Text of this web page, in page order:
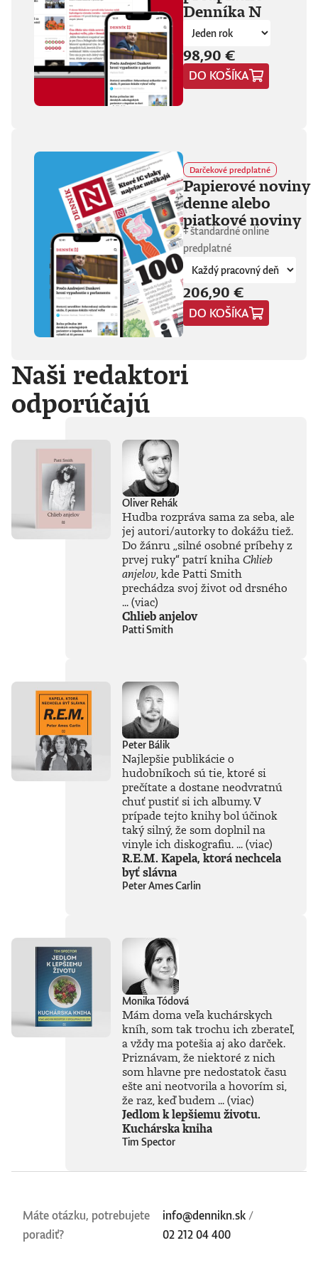
fanúšikovia aj
kritika dávajú palec
hore. Hrá pred
tisíckami ľudí na
festivaloch, vo
vypredaných sálach
aj v malých
punkových
ľudia, ktorí sa
predtým nepoznali,
vedú intenzívny
dialóg o hudbe a
stave sveta. V
štrnástich
tematicky
zameraných
kapitolách príde
okrem iného reč na
punk, trap,
rock’n’roll, Beatles,
Sex Pistols,
Dostojevského,
Hegela, Boha, GG
psychické diagnózy,
lásku, násilie,
rómstvo, working
class, anarchizmus,
okultizmus,
fašizmus, revolúciu,
imagináciu, Garáže,
gitaru, klavír,
mamu, otca aj
brata.Štyri
medzihry vo forme
posluchových
jukeboxov testujú
Denisov hudobný
rozhľad. Body
pozbiera takmer za
všetko.Za rozhovor
s Denisom Bangom
o Beatles, ktorý je
Denníka N
98,90 €
DO KOŠÍKA
Darčekové predplatné
Papierové noviny
denne alebo
piatkové noviny
+ štandardné online
predplatné
206,90 €
DO KOŠÍKA
Naši redaktori
odporúčajú
Oliver Rehák
Hudba rozpráva sama za seba, ale
jej autori/autorky to dokážu tiež.
Do žánru „silné osobné príbehy z
prvej ruky“patrí knihaChlieb
anjelov, kde Patti Smith
prechádza svoj život od drsného
...(viac)
Chlieb anjelov
Patti Smith
Peter Bálik
Najlepšie publikácie o
hudobníkoch sú tie, ktoré si
prečítate a dostane neodvratnú
chuť pustiť si ich albumy. V
prípade tejto knihy bol účinok
taký silný, že som doplnil na
vinyle ich diskografiu. ...(viac)
R.E.M. Kapela, ktorá nechcela
byť slávna
Peter Ames Carlin
Monika Tódová
Mám doma veľa kuchárskych
kníh, som tak trochu ich zberateľ,
a vždy ma potešia aj ako darček.
Priznávam, že niektoré z nich
som hlavne pre nedostatok času
ešte ani neotvorila a hovorím si,
že raz, keď budem ...(viac)
Jedlom k lepšiemu životu.
Kuchárska kniha
Tim Spector
Máte otázku, potrebujete
poradiť?
info@dennikn.sk /
02 212 04 400